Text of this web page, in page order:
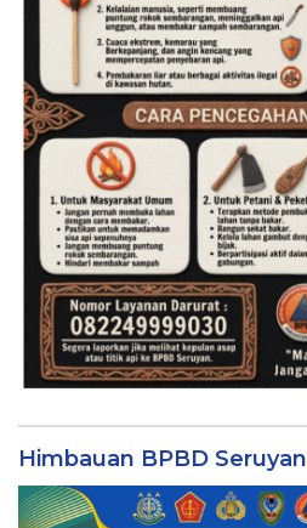
Himbauan BPBD Seruyan